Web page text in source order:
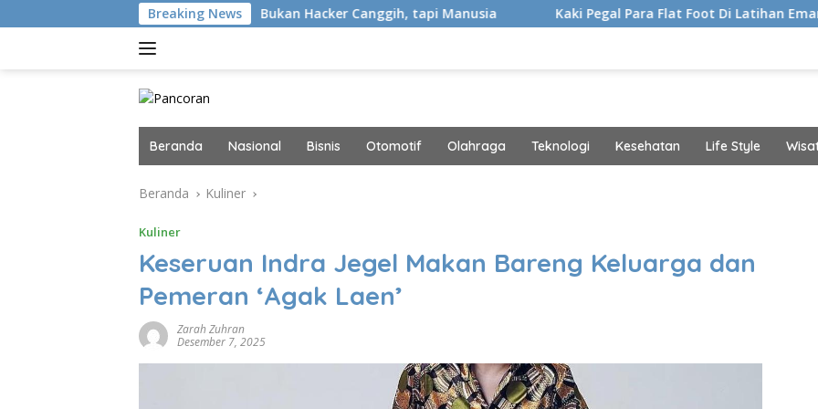
ke
Breaking News
Bukan Hacker Canggih, tapi Manusia Kaki Pegal Para Flat Foot Di Latihan Emang Bisa Hilang?
Beranda Nasional Bisnis Otomotif Olahraga Teknologi Kesehatan Life Style
Beranda Kuliner
Kuliner
Keseruan Indra Jegel Makan Bareng Keluarga dan
Pemeran ‘Agak Laen’
Zarah Zuhran
Desember 7, 2025